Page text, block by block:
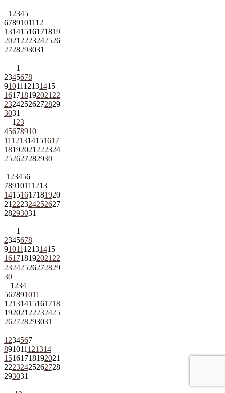
1 2345
6789101112
13141516171819
2021 2223242526
2728293031
1
2345678
9101112131415
161718192021 22
23242526272829
3031
1 23
45678910
11121314151617
18192021 222324
252627282930
1 23456
78910111213
14151617181920
21 222324252627
28293031
1
2345678
9101112131415
161718192021 22
23242526272829
30
1 234
567891011
12131415161718
192021 22232425
262728293031
1 234567
891011121314
15161718192021
22232425262728
293031